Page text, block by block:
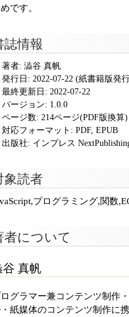
です。
誌情報
著者: 澁谷 真帆
発行日: 2022-07-22 (紙書籍版発
最終更新日: 2022-07-22
バージョン: 1.0.0
ページ数: 214ページ(PDF版換算)
対応フォーマット: PDF, EPUB
出版社: インプレス
象読者
プログラミング,関数
者について
谷 真帆
グラマー兼コンテンツ制作
・紙媒体のコンテンツ制作に